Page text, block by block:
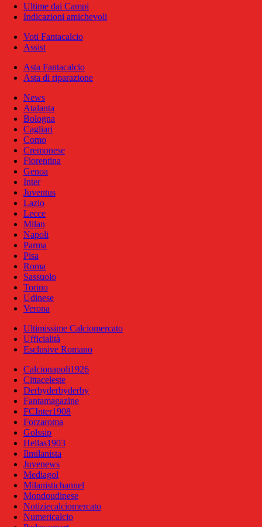
Ultime dai Campi
Indicazioni amichevoli
Voti Fantacalcio
Assist
Asta Fantacalcio
Asta di riparazione
News
Atalanta
Bologna
Cagliari
Como
Cremonese
Fiorentina
Genoa
Inter
Juventus
Lazio
Lecce
Milan
Napoli
Parma
Pisa
Roma
Sassuolo
Torino
Udinese
Verona
Ultimissime Calciomercato
Ufficialità
Esclusive Romano
Calcionapoli1926
Cittaceleste
Derbyderbyderby
Fantamagazine
FCInter1908
Forzaroma
Golssip
Hellas1903
Ilmilanista
Juvenews
Mediagol
Milanistichannel
Mondoudinese
Notiziecalciomercato
Numericalcio